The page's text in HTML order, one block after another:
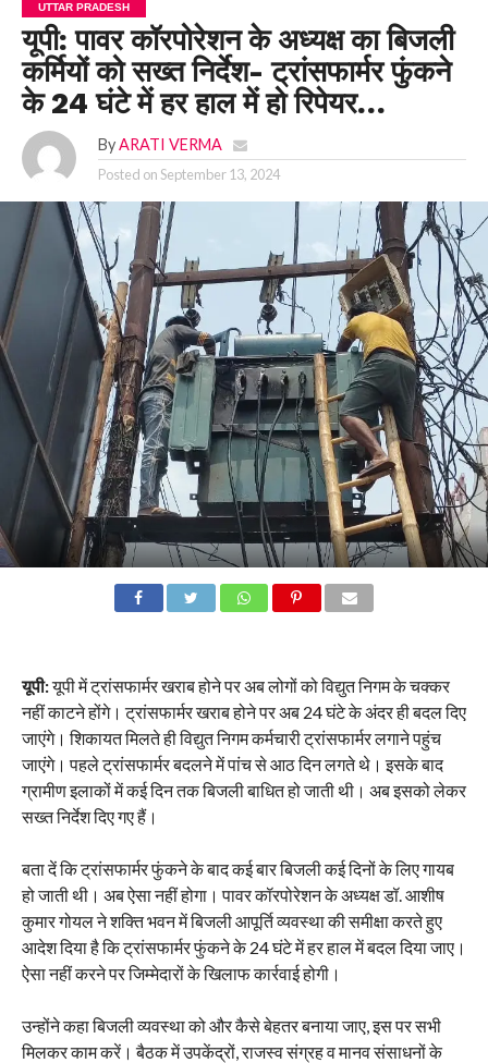
UTTAR PRADESH
यूपी: पावर कॉरपोरेशन के अध्यक्ष का बिजली
कर्मियों को सख्त निर्देश- ट्रांसफार्मर फुंकने
के 24 घंटे में हर हाल में हो रिपेयर…
By ARATI VERMA
Posted onSeptember 13, 2024
यूपी:यूपी में ट्रांसफार्मर खराब होने पर अब लोगों को विद्युत निगम के चक्कर
नहीं काटने होंगे। ट्रांसफार्मर खराब होने पर अब 24 घंटे के अंदर ही बदल दिए
जाएंगे। शिकायत मिलते ही विद्युत निगम कर्मचारी ट्रांसफार्मर लगाने पहुंच
जाएंगे। पहले ट्रांसफार्मर बदलने में पांच से आठ दिन लगते थे। इसके बाद
ग्रामीण इलाकों में कई दिन तक बिजली बाधित हो जाती थी। अब इसको लेकर
सख्त निर्देश दिए गए हैं।
बता दें कि ट्रांसफार्मर फुंकने के बाद कई बार बिजली कई दिनों के लिए गायब
हो जाती थी। अब ऐसा नहीं होगा। पावर कॉरपोरेशन के अध्यक्ष डॉ. आशीष
कुमार गोयल ने शक्ति भवन में बिजली आपूर्ति व्यवस्था की समीक्षा करते हुए
आदेश दिया है कि ट्रांसफार्मर फुंकने के 24 घंटे में हर हाल में बदल दिया जाए।
ऐसा नहीं करने पर जिम्मेदारों के खिलाफ कार्रवाई होगी।
उन्होंने कहा बिजली व्यवस्था को और कैसे बेहतर बनाया जाए, इस पर सभी
मिलकर काम करें। बैठक में उपकेंद्रों, राजस्व संग्रह व मानव संसाधनों के